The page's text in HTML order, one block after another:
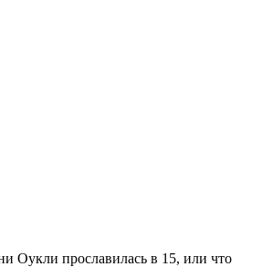
Оукли прославилась в 15, или что